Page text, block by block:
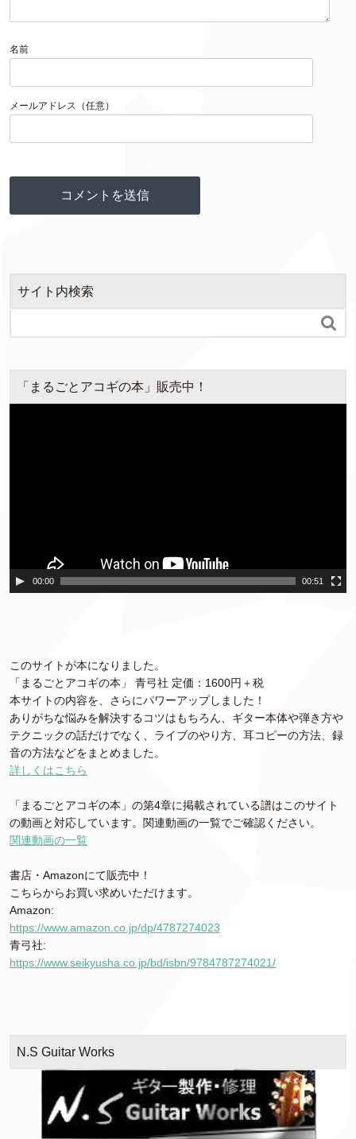
名前
メールアドレス（任意）
サイト内検索

「まるごとアコギの本」販売中！
00:00 00:51
このサイトが本になりました。
「まるごとアコギの本」 青弓社 定価：1600円＋税
本サイトの内容を、さらにパワーアップしました！
ありがちな悩みを解決するコツはもちろん、ギター本体や弾き方や
テクニックの話だけでなく、ライブのやり方、耳コピーの方法、録
音の方法などをまとめました。
詳しくはこちら
「まるごとアコギの本」の第4章に掲載されている譜はこのサイト
の動画と対応しています。関連動画の一覧でご確認ください。
関連動画の一覧
書店・Amazonにて販売中！
こちらからお買い求めいただけます。
Amazon:
https://www.amazon.co.jp/dp/4787274023
青弓社:
https://www.seikyusha.co.jp/bd/isbn/9784787274021/
N.S Guitar Works